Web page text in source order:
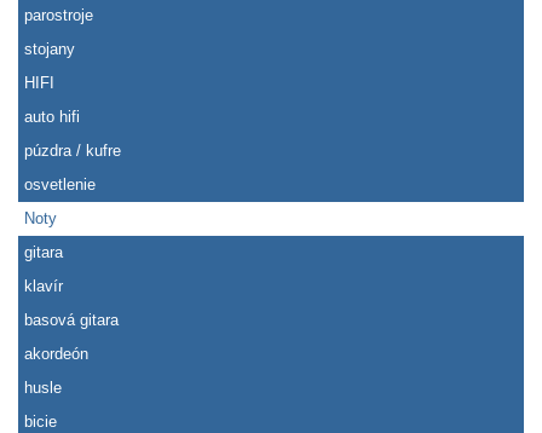
parostroje
stojany
HIFI
auto hifi
púzdra / kufre
osvetlenie
Noty
gitara
klavír
basová gitara
akordeón
husle
bicie